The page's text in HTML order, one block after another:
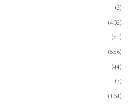
(2)
(402)
(51)
(556)
(44)
(7)
(164)